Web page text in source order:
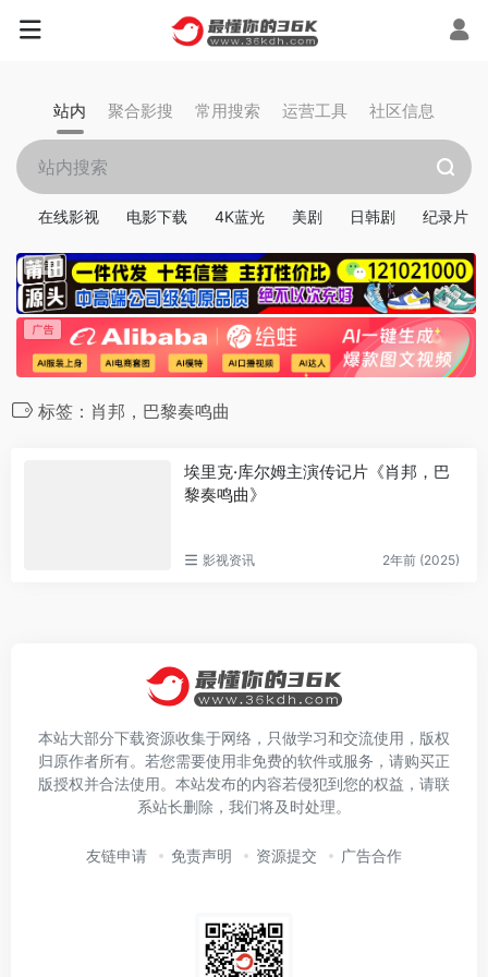
站内 聚合影搜 常用搜索 运营工具 社区信息
在线影视 电影下载 4K蓝光 美剧 日韩剧 纪录片
标签：肖邦，巴黎奏鸣曲
埃里克·库尔姆主演传记片《肖邦，巴
黎奏鸣曲》
影视资讯 2年前 (2025)
本站大部分下载资源收集于网络，只做学习和交流使用，版权
归原作者所有。若您需要使用非免费的软件或服务，请购买正
版授权并合法使用。本站发布的内容若侵犯到您的权益，请联
系站长删除，我们将及时处理。
友链申请 免责声明 资源提交 广告合作